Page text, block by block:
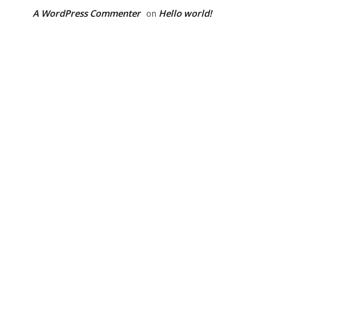
A WordPress Commenter on Hello world!